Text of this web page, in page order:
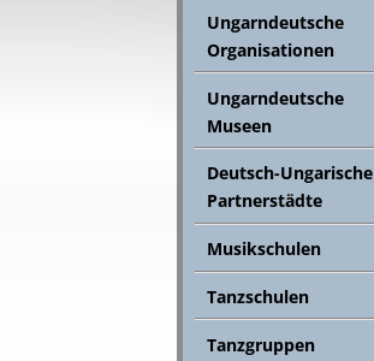
Ungarndeutsche
Organisationen
Ungarndeutsche
Museen
Deutsch-Ungarische
Partnerstädte
Musikschulen
Tanzschulen
Tanzgruppen